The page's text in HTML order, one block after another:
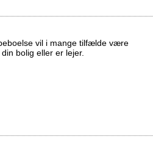
vil i mange tilfælde være
bolig eller er lejer.